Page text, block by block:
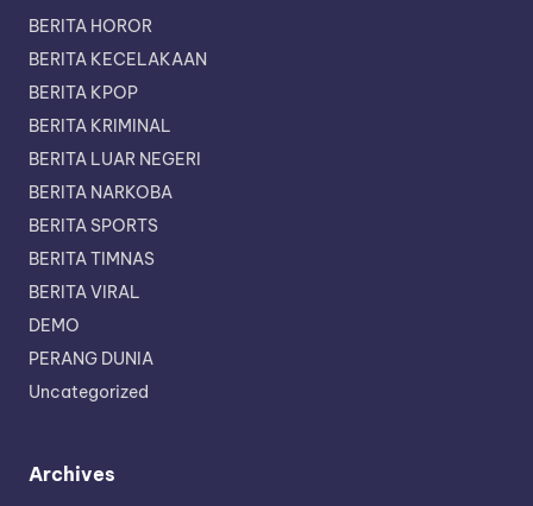
BERITA HOROR
BERITA KECELAKAAN
BERITA KPOP
BERITA KRIMINAL
BERITA LUAR NEGERI
BERITA NARKOBA
BERITA SPORTS
BERITA TIMNAS
BERITA VIRAL
DEMO
PERANG DUNIA
Uncategorized
Archives